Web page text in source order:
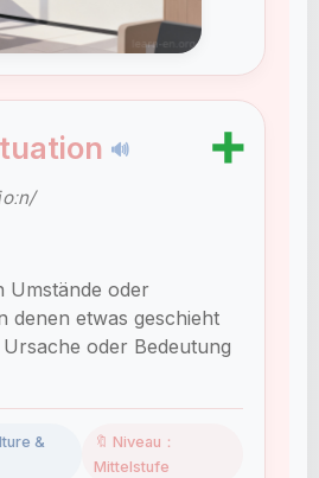
🔊 ➕
Umstände oder
denen etwas geschieht
oder Bedeutung
&
🔖 Niveau：
Mittelstufe